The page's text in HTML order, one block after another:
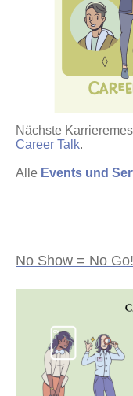
Nächste
Career Talk.
Alle Events und
No Show = No Go!